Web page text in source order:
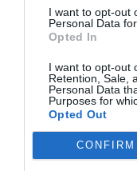
I want to opt-out
Personal Data
Opted In
I want to opt-out
Retention, Sale,
Personal Data
Purposes for
Opted Out
CONFIRM
Finançament de
Complexitat
propuestas
provisión y
objetivos se
actuación y
farmacéutica.